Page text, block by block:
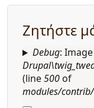
Ζητήστε
Debug:
(line500of
modules/